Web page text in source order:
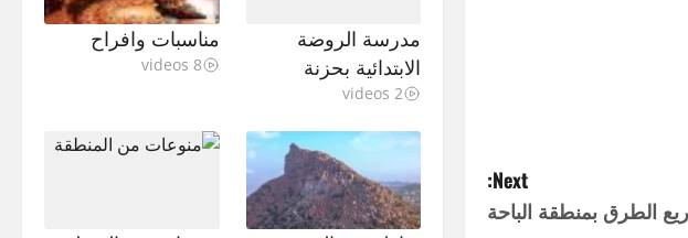
Next:
الطرق بمنطقة الباحة
مدرسة الروضة
الابتدائية بحزنة
2 videos
مناسبات وافراح
8 videos